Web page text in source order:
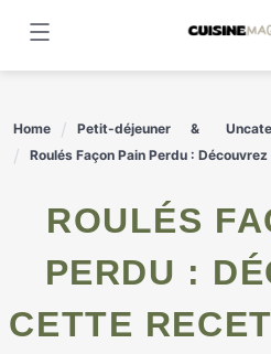
content
Home Petit-déjeuner
Roulés Façon Pain Perdu :
ROULÉS FAÇON PAIN
PERDU :
CETTE